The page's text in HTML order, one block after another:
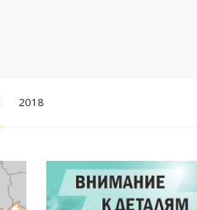
2018